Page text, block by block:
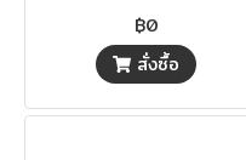
฿0
สั่งซื้อ